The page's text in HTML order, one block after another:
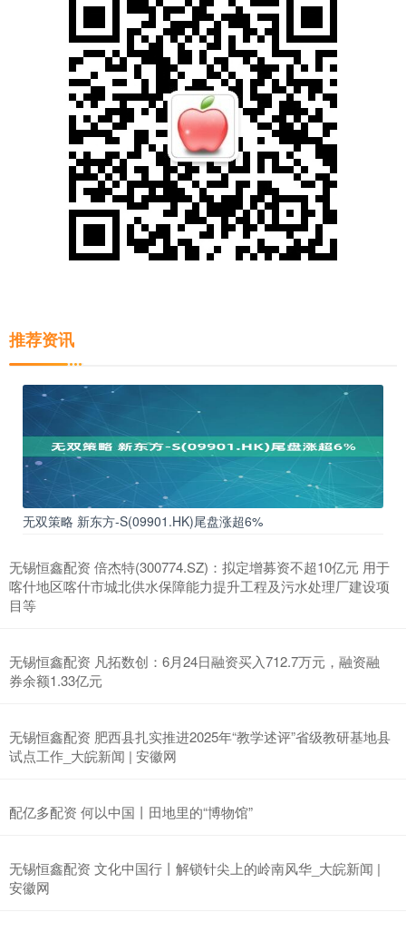
推荐资讯
无双策略 新东方-S(09901.HK)尾盘涨超6%
无锡恒鑫配资 倍杰特(300774.SZ)：拟定增募资不超10亿元 用于
喀什地区喀什市城北供水保障能力提升工程及污水处理厂建设项
目等
无锡恒鑫配资 凡拓数创：6月24日融资买入712.7万元，融资融
券余额1.33亿元
无锡恒鑫配资 肥西县扎实推进2025年“教学述评”省级教研基地县
试点工作_大皖新闻 | 安徽网
配亿多配资 何以中国丨田地里的“博物馆”
无锡恒鑫配资 文化中国行丨解锁针尖上的岭南风华_大皖新闻 |
安徽网